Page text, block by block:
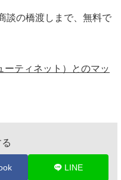
談の橋渡しまで、無料で
ーティネット）とのマッ
LINE